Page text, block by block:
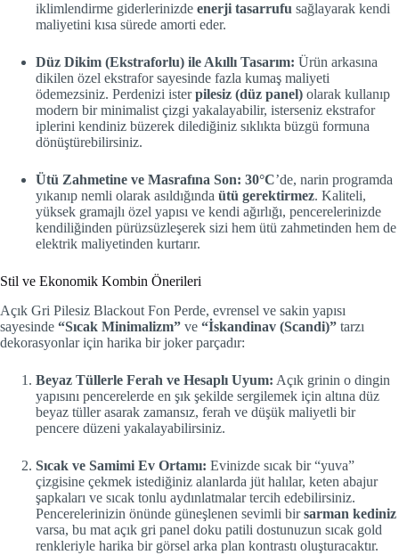
iklimlendirme giderlerinizde enerji tasarrufu sağlayarak kendi
maliyetini kısa sürede amorti eder.
Düz Dikim (Ekstraforlu) ile Akıllı Tasarım: Ürün arkasına
dikilen özel ekstrafor sayesinde fazla kumaş maliyeti
ödemezsiniz. Perdenizi isterpilesiz (düz panel) olarak kullanıp
modern bir minimalist çizgi yakalayabilir, isterseniz ekstrafor
iplerini kendiniz büzerek dilediğiniz sıklıkta büzgü formuna
dönüştürebilirsiniz.
Ütü Zahmetine ve Masrafına Son: 30°C’de, narin programda
yıkanıp nemli olarak asıldığında ütü gerektirmez. Kaliteli,
yüksek gramajlı özel yapısı ve kendi ağırlığı, pencerelerinizde
kendiliğinden pürüzsüzleşerek sizi hem ütü zahmetinden hem de
elektrik maliyetinden kurtarır.
Stil ve Ekonomik Kombin Önerileri
Açık Gri Pilesiz Blackout Fon Perde, evrensel ve sakin yapısı
sayesinde “Sıcak Minimalizm” ve “İskandinav (Scandi)” tarzı
dekorasyonlar için harika bir joker parçadır:
Beyaz Tüllerle Ferah ve Hesaplı Uyum: Açık grinin o dingin
yapısını pencerelerde en şık şekilde sergilemek için altına düz
beyaz tüller asarak zamansız, ferah ve düşük maliyetli bir
pencere düzeni yakalayabilirsiniz.
Sıcak ve Samimi Ev Ortamı: Evinizde sıcak bir “yuva”
çizgisine çekmek istediğiniz alanlarda jüt halılar, keten abajur
şapkaları ve sıcak tonlu aydınlatmalar tercih edebilirsiniz.
Pencerelerinizin önünde güneşlenen sevimli birsarman kediniz
varsa, bu mat açık gri panel doku patili dostunuzun sıcak gold
renkleriyle harika bir görsel arka plan kontrastı oluşturacaktır.